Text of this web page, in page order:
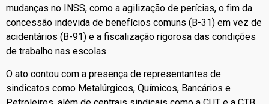
mudanças no INSS, como a agilização de perícias, o fim da
concessão indevida de benefícios comuns (B-31) em vez de
acidentários (B-91) e a fiscalização rigorosa das condições
de trabalho nas escolas.
O ato contou com a presença de representantes de
sindicatos como Metalúrgicos, Químicos, Bancários e